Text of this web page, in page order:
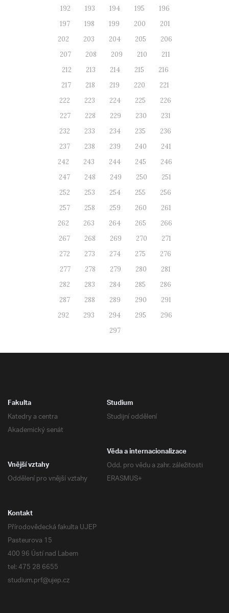
192
193 194 195
196
197
198 199 200
201
202
203 204 205
206
207
208 209 210
211
212
213 214 215
216
217
218 219 220
221
222
223 224 225
226
227
228 229 230
231
232
233 234 235
236
237
238 239 240
241
242
243 244 245
246
247
248 249 250
251
252
253 254 255
256
257
258 259 260
261
262
263 264 265
266
267
268 269 270
271
272
273 274 275
276
277
278 279 280
281
282
283 284 285
286
287
288 289 290
291
292
293 294 295
296
297
Fakulta
Katedry a centra
Akademický senát
Studium
Studijní oddělení
Věda a internacionalizace
Odd. pro vědu a zahr. záležitosti
ERASMUS+
Vnější vztahy
Oddělení pro vnější vztahy
Kontakt
Přírodovědecká fakulta UJEP
Pasteurova 15
400 96 Ústí nad Labem
tel: 475 28 6655
studium.prf@ujep.cz